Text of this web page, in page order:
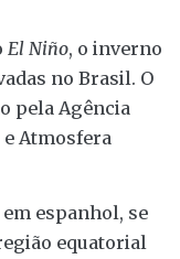
El Niño, o inverno
no Brasil. O
pela Agência
e Atmosfera
espanhol, se
equatorial